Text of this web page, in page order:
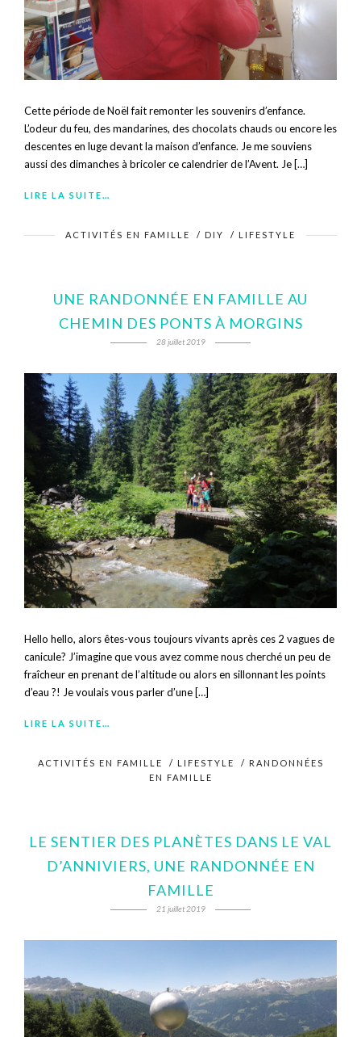
Cette période de Noël fait remonter les souvenirs d’enfance.
L’odeur du feu, des mandarines, des chocolats chauds ou encore les
descentes en luge devant la maison d’enfance. Je me souviens
aussi des dimanches à bricoler ce calendrier de l’Avent. Je […]
LIRE LA SUITE…
ACTIVITÉS EN FAMILLE / DIY / LIFESTYLE
UNE RANDONNÉE EN FAMILLE AU
CHEMIN DES PONTS À MORGINS
28 juillet 2019
Hello hello, alors êtes-vous toujours vivants après ces 2 vagues de
canicule? J’imagine que vous avez comme nous cherché un peu de
fraîcheur en prenant de l’altitude ou alors en sillonnant les points
d’eau ?! Je voulais vous parler d’une […]
LIRE LA SUITE…
ACTIVITÉS EN FAMILLE / LIFESTYLE / RANDONNÉES
EN FAMILLE
LE SENTIER DES PLANÈTES DANS LE VAL
D’ANNIVIERS, UNE RANDONNÉE EN
FAMILLE
21 juillet 2019